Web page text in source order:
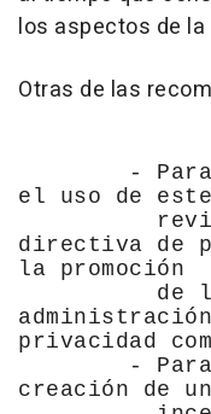
los aspectos de
Otras de las
- Para la
el uso de
revisión
directiva de
la promoción
de la
privacidad
- Para
creación de